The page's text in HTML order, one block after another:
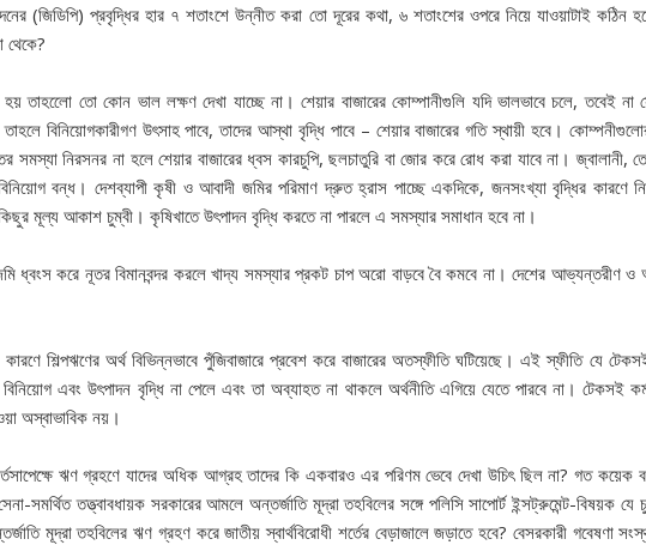
(জিডিপি) প্রবৃদ্ধির হার ৭ শতাংশে উন্নীত করা তো দূরের কথা, ৬ শতাংশের ওপরে নিয়ে যাওয়াটাই কঠিন
থেকে?
হয় তাহলেো তো কোন ভাল লক্ষণ দেখা যাচ্ছে না। শেয়ার বাজারের কোম্পানীগুলি যদি ভালভাবে চলে, তবেই না
বিনিয়োগকারীগণ উৎসাহ পাবে, তাদের আস্থা বৃদ্ধি পাবে – শেয়ার বাজারের গতি স্থায়ী হবে।
সমস্যা নিরসনর না হলে শেয়ার বাজারের ধ্বস কারচুপি, ছলচাতুরি বা জোর করে রোধ করা যাবে না। জ্বালানী,
বন্ধ। দেশব্যাপী কৃষী ও আবাদী জমির পরিমাণ দ্রুত হ্রাস পাচ্ছে একদিকে, জনসংখ্যা বৃদ্ধির কারণে
মূল্য আকাশ চুম্বী। কৃষিখাতে উৎপাদন বৃদ্ধি করতে না পারলে এ সমস্যার সমাধান হবে না।
ধ্বংস করে নূতর বিমানবন্দর করলে খাদ্য সমস্যার প্রকট চাপ অরো বাড়বে বৈ কমবে না। দেশের আভ্যন্তরীণ ও
শিল্পঋণের অর্থ বিভিন্নভাবে পুঁজিবাজারে প্রবেশ করে বাজারের অতস্ফীতি ঘটিয়েছে। এই স্ফীতি যে
এবং উৎপাদন বৃদ্ধি না পেলে এবং তা অব্যাহত না থাকলে অর্থনীতি এগিয়ে যেতে পারবে না। টেকসই
অস্বাভাবিক নয়।
ঋণ গ্রহণে যাদের অধিক আগ্রহ তাদের কি একবারও এর পরিণম ভেবে দেখা উচিৎ ছিল না? গত কয়েক
সমর্থিত তত্ত্বাবধায়ক সরকারের আমলে অন্তর্জাতি মূদ্রা তহবিলের সঙ্গে পলিসি সাপোর্ট ইন্সট্রুমেন্ট-বিষয়ক
মূদ্রা তহবিলের ঋণ গ্রহণ করে জাতীয় স্বার্থবিরোধী শর্তের বেড়াজালে জড়াতে হবে? বেসরকারী গবেষণা